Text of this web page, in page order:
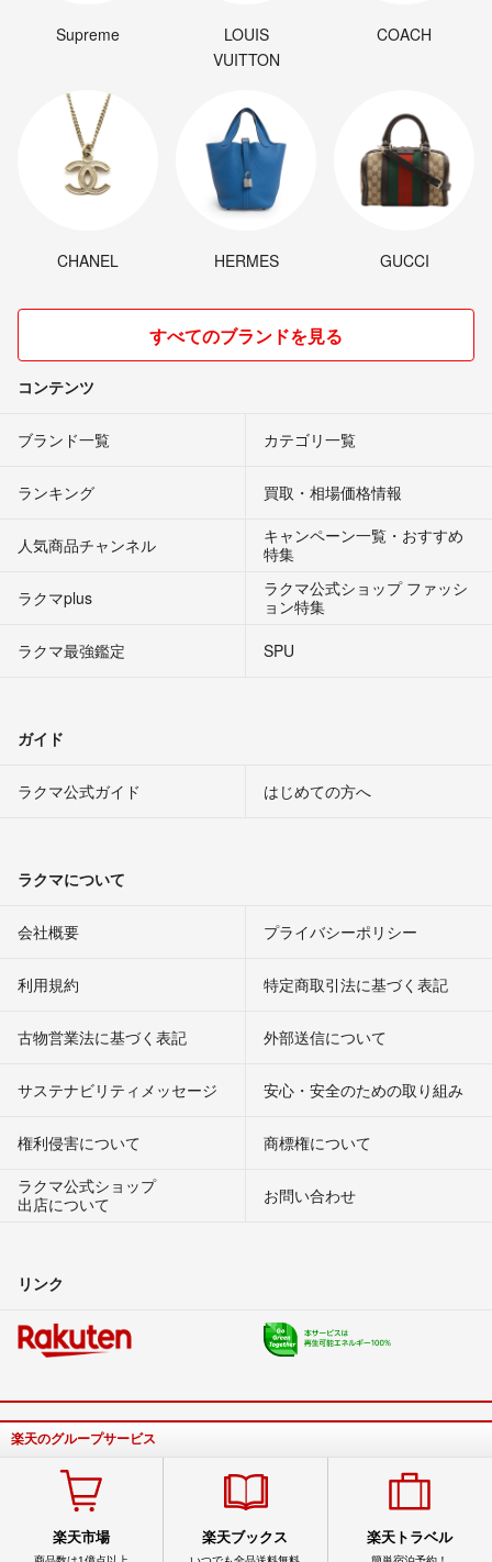
Supreme
LOUIS
VUITTON
COACH
CHANEL HERMES GUCCI
すべてのブランドを見る
コンテンツ
ブランド一覧 カテゴリ一覧
ランキング 買取・相場価格情報
人気商品チャンネル
キャンペーン一覧・おすすめ
特集
ラクマplus
ラクマ公式ショップ ファッシ
ョン特集
ラクマ最強鑑定
SPU
ガイド
ラクマ公式ガイド はじめての方へ
ラクマについて
会社概要 プライバシーポリシー
利用規約 特定商取引法に基づく表記
古物営業法に基づく表記 外部送信について
サステナビリティメッセージ 安心・安全のための取り組み
権利侵害について
商標権について
ラクマ公式ショップ
出店について
お問い合わせ
リンク
楽天のグループサービス
楽天市場 楽天ブックス 楽天トラベル